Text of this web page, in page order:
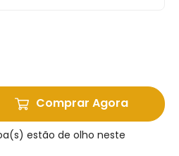
Comprar Agora
estão de olho neste